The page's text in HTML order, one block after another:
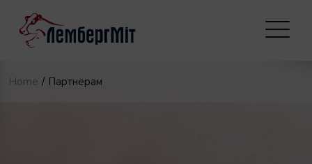
Home Партнерам